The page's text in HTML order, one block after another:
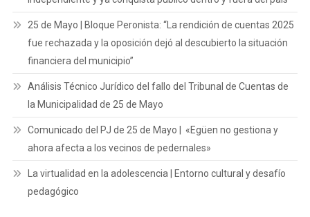
25 de Mayo | Bloque Peronista: “La rendición de cuentas 2025
fue rechazada y la oposición dejó al descubierto la situación
financiera del municipio”
Análisis Técnico Jurídico del fallo del Tribunal de Cuentas de
la Municipalidad de 25 de Mayo
Comunicado del PJ de 25 de Mayo | «Egüen no gestiona y
ahora afecta a los vecinos de pedernales»
La virtualidad en la adolescencia | Entorno cultural y desafío
pedagógico